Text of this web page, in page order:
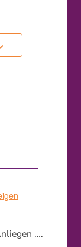
….